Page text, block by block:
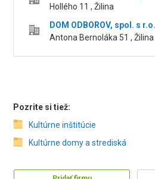
Hollého 11 , Žilina
DOM ODBOROV, spol. s r.o.
Antona Bernoláka 51 , Žilina
Pozrite si tiež:
Kultúrne inštitúcie
Kultúrne domy a strediská